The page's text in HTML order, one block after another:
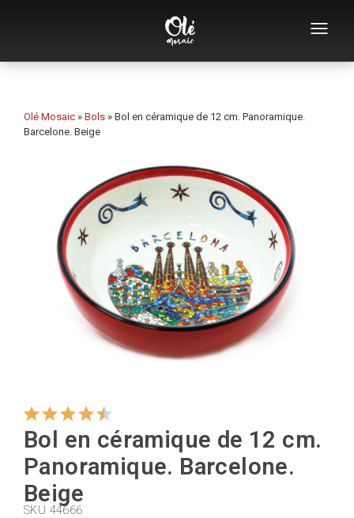
Qui sommes-nous
Ouvre-bouteilles
Tasses
Bols
Cendriers
Cintres
Coupeurs
Olé Mosaic » Bols » Bol en céramique de 12 cm. Panoramique.
Barcelone. Beige
Bol en céramique de 12 cm.
Panoramique. Barcelone.
Beige
SKU 44666